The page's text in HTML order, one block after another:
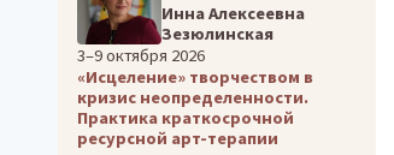
Инна Алексеевна
Зезюлинская
3–9 октября 2026
«Исцеление» творчеством в
кризис неопределенности.
Практика краткосрочной
ресурсной арт-терапии